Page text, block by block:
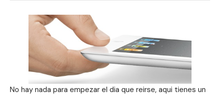
No hay nada para empezar el dia que reirse, aqui tienes un